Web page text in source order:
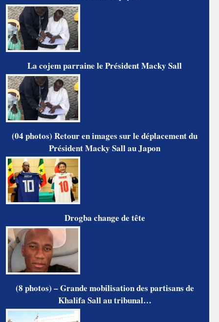
La cojem parraine le Président Macky Sall
(04 photos) Retour en images sur le déplacement du
Président Macky Sall au Japon
Drogba change de tête
(8 photos) – Grande mobilisation des partisans de
Khalifa Sall au tribunal…